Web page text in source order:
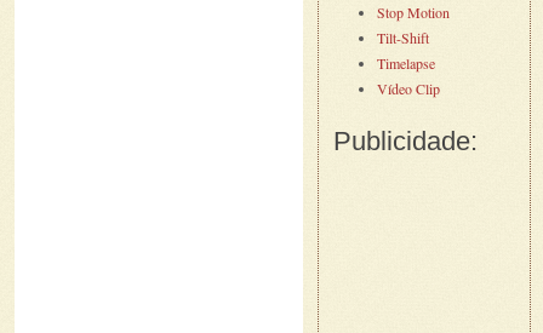
Stop Motion
Tilt-Shift
Timelapse
Vídeo Clip
Publicidade: